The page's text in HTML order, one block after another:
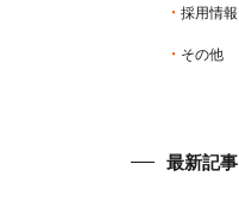
採用情報
その他
最新記事